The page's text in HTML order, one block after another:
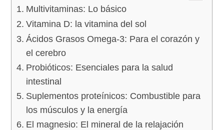
Multivitaminas: Lo básico
Vitamina D: la vitamina del sol
Ácidos Grasos Omega-3: Para el corazón y
el cerebro
Probióticos: Esenciales para la salud
intestinal
Suplementos proteínicos: Combustible para
los músculos y la energía
El magnesio: El mineral de la relajación